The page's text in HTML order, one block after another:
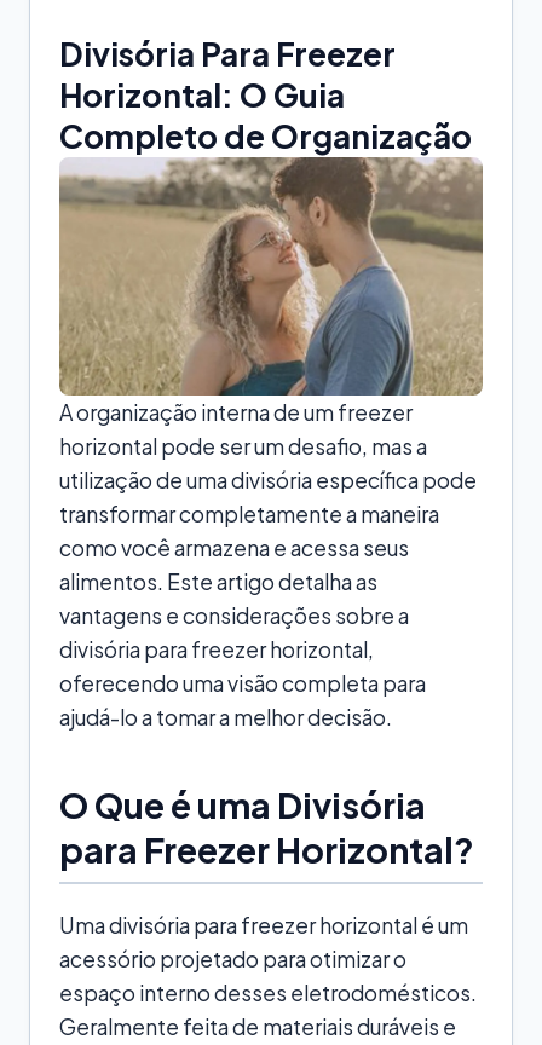
Divisória Para Freezer
Horizontal: O Guia
Completo de Organização
A organização interna de um freezer
horizontal pode ser um desafio, mas a
utilização de uma divisória específica pode
transformar completamente a maneira
como você armazena e acessa seus
alimentos. Este artigo detalha as
vantagens e considerações sobre a
divisória para freezer horizontal,
oferecendo uma visão completa para
ajudá-lo a tomar a melhor decisão.
O Que é uma Divisória
para Freezer Horizontal?
Uma divisória para freezer horizontal é um
acessório projetado para otimizar o
espaço interno desses eletrodomésticos.
Geralmente feita de materiais duráveis e